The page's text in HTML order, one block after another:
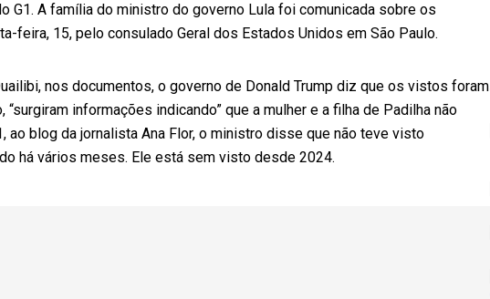
G1. A família do ministro do governo Lula foi comunicada sobre os
feira, 15, pelo consulado Geral dos Estados Unidos em São Paulo.
nos documentos, o governo de Donald Trump diz que os vistos foram
informações indicando” que a mulher e a filha de Padilha não
ao blog da jornalista Ana Flor, o ministro disse que não teve visto
há vários meses. Ele está sem visto desde 2024.